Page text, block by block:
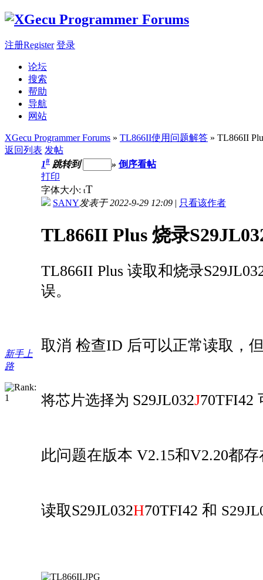
注册Register 登录
论坛
搜索
帮助
导航
网站
XGecu Programmer Forums » TL866II使用问题解答 » TL866II
返回列表 发帖
新手上
路
1# 跳转到 » 倒序看帖
打印
字体大小: tT
SANY发表于 2022-9-29 12:09 | 只看该作者
TL866II Plus 烧录
TL866II Plus 读取和烧录
误。
取消 检查ID 后可以正常读取，
将芯片选择为 S29JL032J70TFI42
此问题在版本 V2.15和V2.20都
读取S29JL032H70TFI42 和